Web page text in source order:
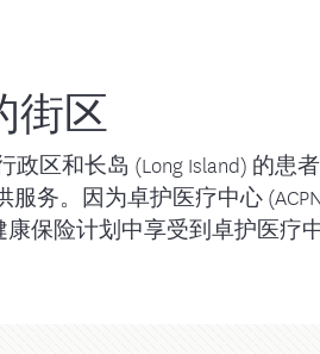
部门联系
答
街区
区和长岛 (Long Island) 的患
务。因为卓护医疗中心
保险计划中享受到卓护医疗中